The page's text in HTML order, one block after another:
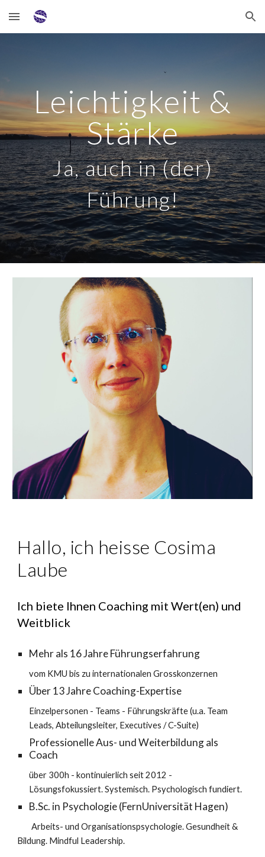
Skip to main content Skip to navigation
Leichtigkeit &
Stärke
Ja, auch in (der)
Führung!
Hallo, ich heisse Cosima
Laube
Ich biete Ihnen Coaching mit Wert(en) und
Weitblick
Mehr als 16 Jahre Führungserfahrung
vom KMU bis zu internationalen Grosskonzernen
Über 13 Jahre Coaching-Expertise
Einzelpersonen - Teams - Führungskräfte (u.a. Team
Leads, Abteilungsleiter, Executives / C-Suite)
Professionelle Aus- und Weiterbildung als
Coach
über 300h - kontinuierlich seit 2012 -
Lösungsfokussiert. Systemisch. Psychologisch fundiert.
B.Sc. in Psychologie (FernUniversität Hagen)
Arbeits- und Organisationspsychologie. Gesundheit &
Bildung. Mindful Leadership.